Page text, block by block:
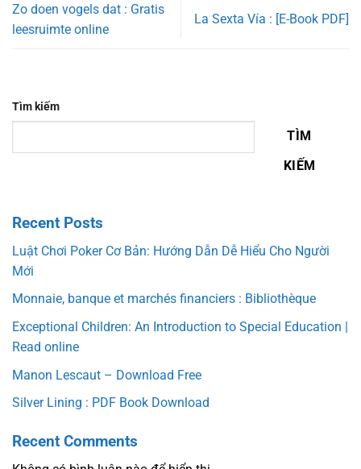
Zo doen vogels dat : Gratis
leesruimte online
La Sexta Vía : [E-Book PDF]
Tìm kiếm
TÌM
KIẾM
Recent Posts
Luật Chơi Poker Cơ Bản: Hướng Dẫn Dễ Hiểu Cho Người
Mới
Monnaie, banque et marchés financiers : Bibliothèque
Exceptional Children: An Introduction to Special Education |
Read online
Manon Lescaut – Download Free
Silver Lining : PDF Book Download
Recent Comments